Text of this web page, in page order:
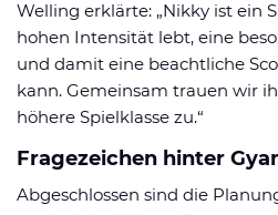
Welling erklärte: „Nikky ist ein
hohen Intensität lebt, eine
und damit eine beachtliche
kann. Gemeinsam trauen wir
höhere Spielklasse zu.“
Fragezeichen hinter
Abgeschlossen sind die